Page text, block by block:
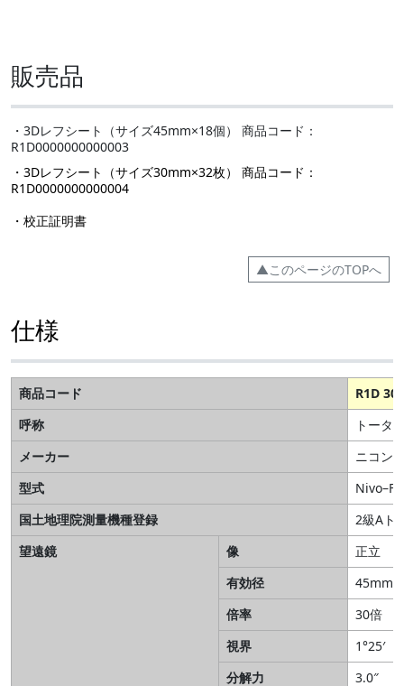
販売品
・3Dレフシート（サイズ45mm×18個） 商品コード：
R1D0000000000003
・3Dレフシート（サイズ30mm×32枚） 商品コード：
R1D0000000000004
・校正証明書
▲このページのTOPへ
仕様
商品コード
R1D
呼称
トータ
メーカー
ニコン
型式
国土地理院測量機種登録
2級Aト
望遠鏡
像
正立
有効径
45mm
倍率
30倍
視界
1°25′
分解力
3.0″